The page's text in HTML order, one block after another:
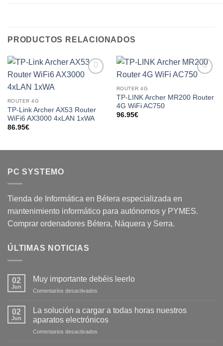
PRODUCTOS RELACIONADOS
ROUTER 4G
TP-Link Archer AX53 Router
WiFi6 AX3000 4xLAN 1xWA
86.95€
ROUTER 4G
TP-LINK Archer MR200 Router
4G WiFi AC750
96.95€
PC SYSTEMO
Tienda de Informática en Bétera especializada en
mantenimiento informático para autónomos y PYMES.
Comprar ordenadores Bétera, Náquera y Serra.
ÚLTIMAS NOTICIAS
02
Jun
Muy importante debéis leerlo
Comentarios desactivados
02
Jun
La solución a cargar a todas horas nuestros
aparatos electrónicos
Comentarios desactivados